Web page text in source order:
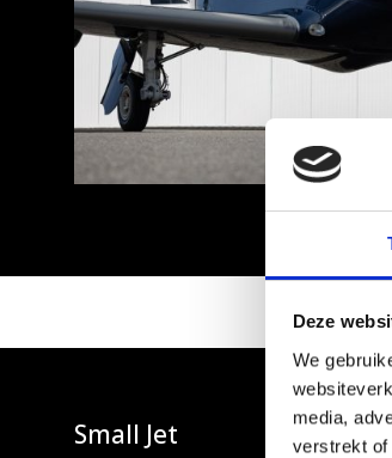
Deze
We
media,
verstrekt of
Small Jet